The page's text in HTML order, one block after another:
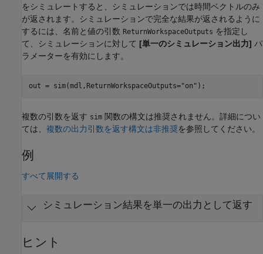
をシミュレートすると、シミュレーションでは時間ベクトルのみ
が返されます。シミュレーションで完全な結果が返されるように
するには、名前と値の引数 ReturnWorkspaceOutputs を指定し
て、シミュレーションに対して [単一のシミュレーション出力] パ
ラメーターを有効にします。
out = sim(mdl,ReturnWorkspaceOutputs="on" );
複数の引数を返す sim 関数の構文は推奨されません。詳細につい
ては、 複数の出力引数を返す構文は非推奨を参照してください。
例
すべて展開する
シミュレーション結果を単一の出力として返す
ヒント